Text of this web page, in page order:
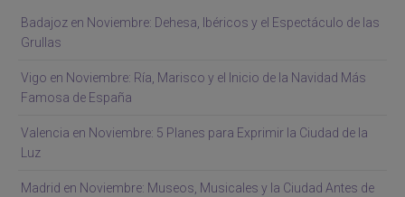
Badajoz en Noviembre: Dehesa, Ibéricos y el Espectáculo de las
Grullas
Vigo en Noviembre: Ría, Marisco y el Inicio de la Navidad Más
Famosa de España
Valencia en Noviembre: 5 Planes para Exprimir la Ciudad de la
Luz
Madrid en Noviembre: Museos, Musicales y la Ciudad Antes de